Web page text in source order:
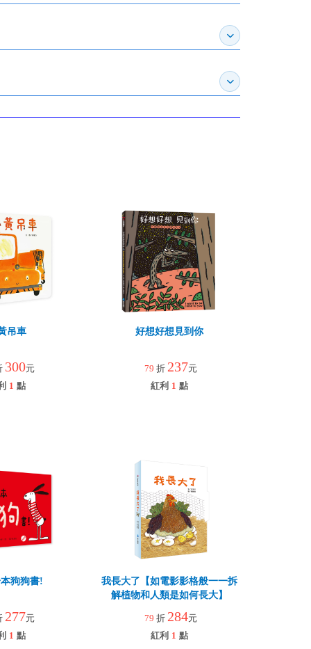
展開推薦專區
展開訂購須知
吊車
300元
1 點
好想好想見到你
79 折 237元
紅利 1 點
狗狗書!
277元
1 點
我長大了【如電影影格般一一拆
解植物和人類是如何長大】
79 折 284元
紅利 1 點